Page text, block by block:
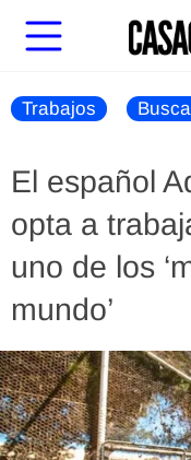
Trabajos
El español
opta a
uno de los
mundo’